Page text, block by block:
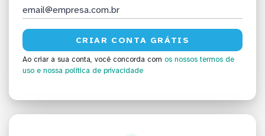
Ao criar a sua conta, você concorda com os nossos termos de
uso e nossa política de privacidade